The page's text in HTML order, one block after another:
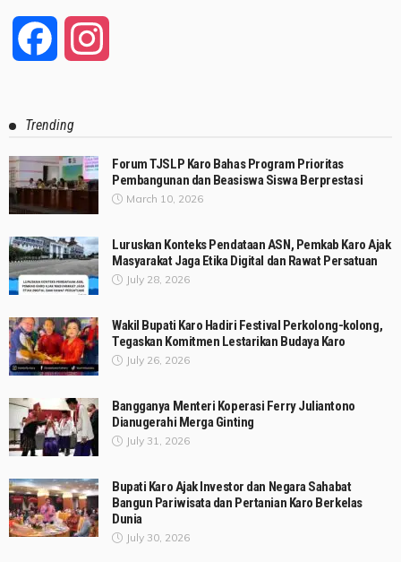
Facebook
Trending
Forum TJSLP Karo Bahas Program Prioritas
Pembangunan dan Beasiswa Siswa Berprestasi
March 10, 2026
Luruskan Konteks Pendataan ASN, Pemkab Karo Ajak
Masyarakat Jaga Etika Digital dan Rawat Persatuan
July 28, 2026
Wakil Bupati Karo Hadiri Festival Perkolong-kolong,
Tegaskan Komitmen Lestarikan Budaya Karo
July 26, 2026
Bangganya Menteri Koperasi Ferry Juliantono
Dianugerahi Merga Ginting
July 31, 2026
Bupati Karo Ajak Investor dan Negara Sahabat
Bangun Pariwisata dan Pertanian Karo Berkelas
Dunia
July 30, 2026